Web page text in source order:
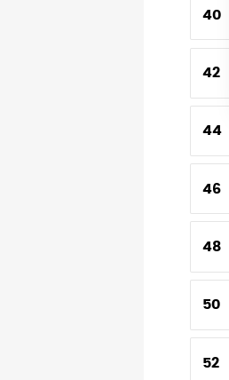
40
42
44
46
48
50
52